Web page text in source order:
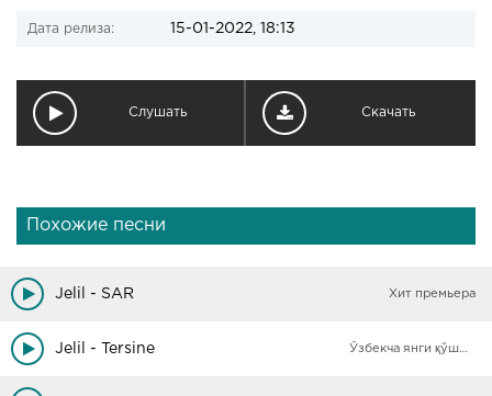
Дата релиза: 15-01-2022, 18:13
Слушать Скачать
Похожие песни
Jelil - SAR Хит премьера
Jelil - Tersine Ўзбекча янги қўшиқлар